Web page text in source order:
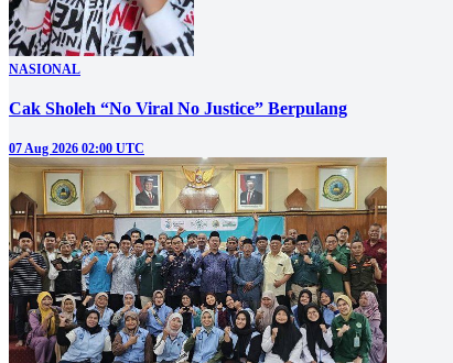
NASIONAL
Cak Sholeh “No Viral No Justice” Berpulang
07 Aug 2026 02:00 UTC